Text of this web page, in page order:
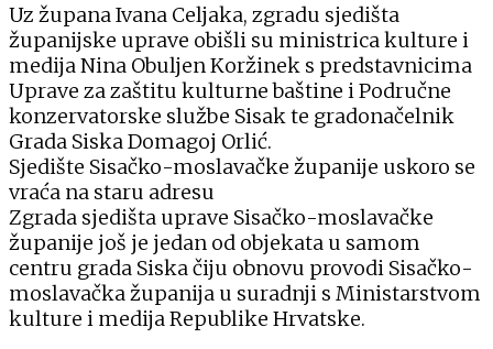
Uz župana Ivana Celjaka, zgradu sjedišta
županijske uprave obišli su ministrica kulture i
medija Nina Obuljen Koržinek s predstavnicima
Uprave za zaštitu kulturne baštine i Područne
konzervatorske službe Sisak te gradonačelnik
Grada Siska Domagoj Orlić.
Sjedište Sisačko-moslavačke županije uskoro se
vraća na staru adresu
Zgrada sjedišta uprave Sisačko-moslavačke
županije još je jedan od objekata u samom
centru grada Siska čiju obnovu provodi Sisačko-
moslavačka županija u suradnji s Ministarstvom
kulture i medija Republike Hrvatske.